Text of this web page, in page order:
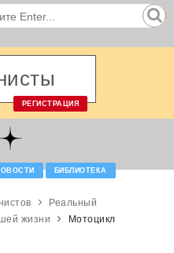
РЕГИСТРАЦИЯ
БИБЛИОТЕКА
Реальный
жизни Мотоцикл